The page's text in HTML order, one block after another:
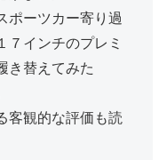
ポーツカー寄り過
７インチのプレミ
き替えてみた
客観的な評価も読